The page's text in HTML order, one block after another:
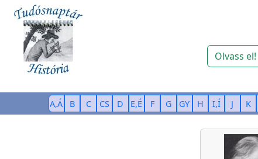
Olvass el!
A,Á B C CS D E,É F G GY H I,Í J K